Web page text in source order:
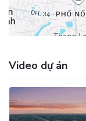
Video dự án